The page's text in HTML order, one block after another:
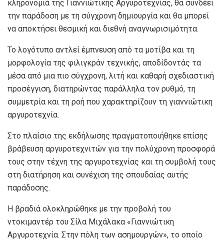
κληρονομιά της Γιαννιώτικης Αργυροτεχνίας, θα συνδέει
την παράδοση με τη σύγχρονη δημιουργία και θα μπορεί
να αποκτήσει θεσμική και διεθνή αναγνωρισιμότητα.
Το λογότυπο αντλεί έμπνευση από τα μοτίβα και τη
μορφολογία της φιλιγκράν τεχνικής, αποδίδοντάς τα
μέσα από μια πιο σύγχρονη, λιτή και καθαρή σχεδιαστική
προσέγγιση, διατηρώντας παράλληλα τον ρυθμό, τη
συμμετρία και τη ροή που χαρακτηρίζουν τη γιαννιώτικη
αργυροτεχνία.
Στο πλαίσιο της εκδήλωσης πραγματοποιήθηκε επίσης
βράβευση αργυροτεχνιτών για την πολύχρονη προσφορά
τους στην τέχνη της αργυροτεχνίας και τη συμβολή τους
στη διατήρηση και συνέχιση της σπουδαίας αυτής
παράδοσης.
Η βραδιά ολοκληρώθηκε με την προβολή του
ντοκιμαντέρ του Σίλα Μιχάλακα «Γιαννιώτικη
Αργυροτεχνία. Στην πόλη των ασημουργών», το οποίο